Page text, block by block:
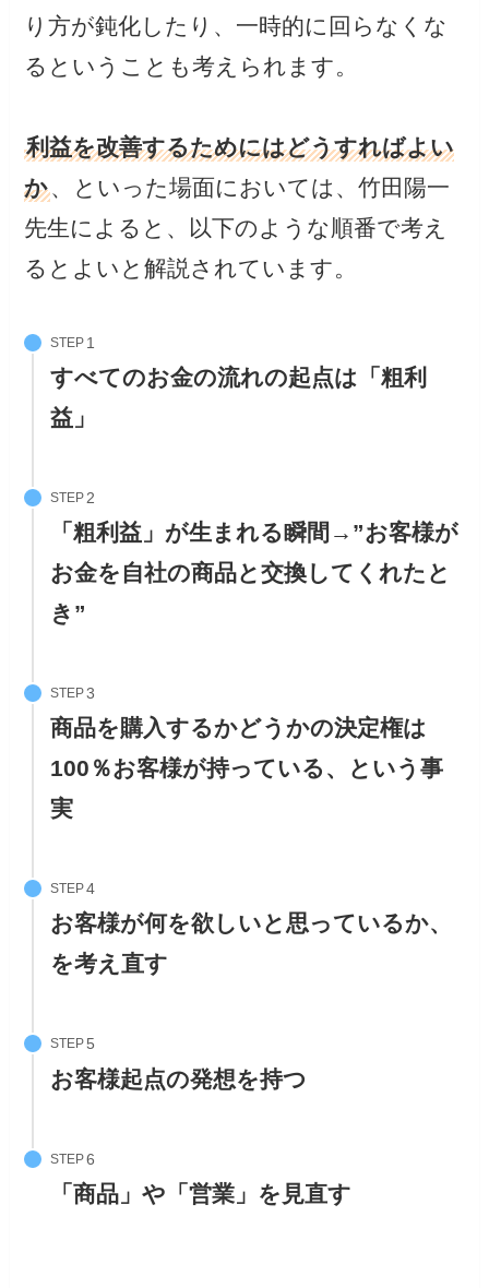
り方が鈍化したり、一時的に回らなくな
るということも考えられます。
利益を改善するためにはどうすればよい
か、といった場面においては、竹田陽一
先生によると、以下のような順番で考え
るとよいと解説されています。
STEP
すべてのお金の流れの起点は「粗利
益」
STEP
「粗利益」が生まれる瞬間→”お客様が
お金を自社の商品と交換してくれたと
き”
STEP
商品を購入するかどうかの決定権は
100％お客様が持っている、という事
実
STEP
お客様が何を欲しいと思っているか、
を考え直す
STEP
お客様起点の発想を持つ
STEP
「商品」や「営業」を見直す